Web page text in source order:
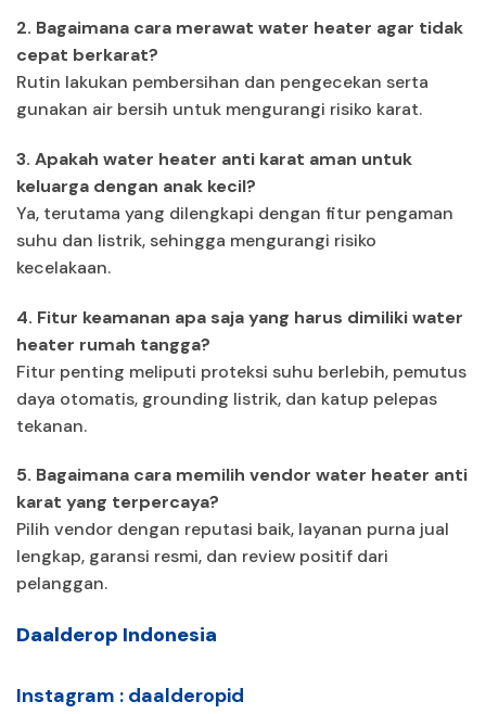
2. Bagaimana cara merawat water heater agar tidak
cepat berkarat?
Rutin lakukan pembersihan dan pengecekan serta
gunakan air bersih untuk mengurangi risiko karat.
3. Apakah water heater anti karat aman untuk
keluarga dengan anak kecil?
Ya, terutama yang dilengkapi dengan fitur pengaman
suhu dan listrik, sehingga mengurangi risiko
kecelakaan.
4. Fitur keamanan apa saja yang harus dimiliki water
heater rumah tangga?
Fitur penting meliputi proteksi suhu berlebih, pemutus
daya otomatis, grounding listrik, dan katup pelepas
tekanan.
5. Bagaimana cara memilih vendor water heater anti
karat yang terpercaya?
Pilih vendor dengan reputasi baik, layanan purna jual
lengkap, garansi resmi, dan review positif dari
pelanggan.
Daalderop Indonesia
Instagram : daalderopid